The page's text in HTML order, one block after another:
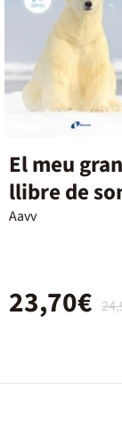
El meu gran
llibre de
Animals
Aavv
23,70€